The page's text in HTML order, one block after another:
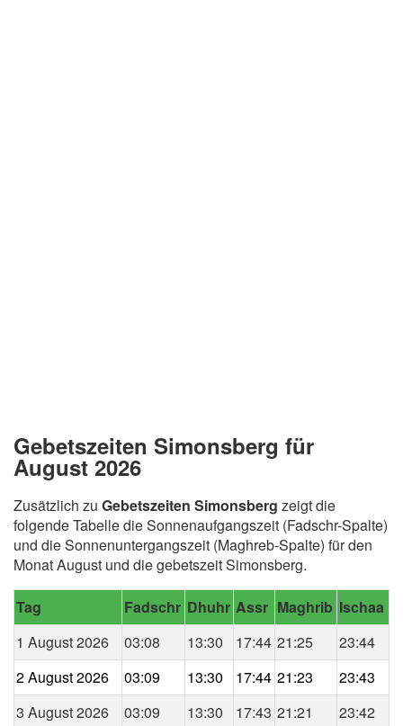
Gebetszeiten Simonsberg für
August 2026
Zusätzlich zu Gebetszeiten Simonsberg zeigt die
folgende Tabelle die Sonnenaufgangszeit (Fadschr-Spalte)
und die Sonnenuntergangszeit (Maghreb-Spalte) für den
Monat August und die gebetszeit Simonsberg.
Tag Fadschr Dhuhr Assr Maghrib Ischaa
1 August 2026
03:08 13:30 17:44 21:25
23:44
2 August 2026
03:09 13:30 17:44 21:23
23:43
3 August 2026
03:09 13:30 17:43 21:21
23:42